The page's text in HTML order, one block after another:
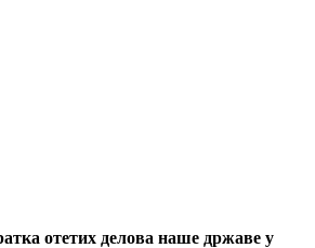
отетих делова наше државе у